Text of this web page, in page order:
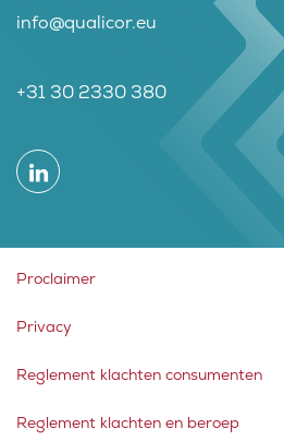
info@qualicor.eu
+31 30 2330 380
Proclaimer
Privacy
Reglement klachten consumenten
Reglement klachten en beroep